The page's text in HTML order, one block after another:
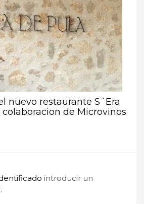
nuevo restaurante S´Era
de Microvinos
introducir un